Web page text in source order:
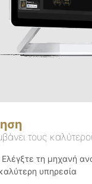
τους
τη μηχανή
υπηρεσία